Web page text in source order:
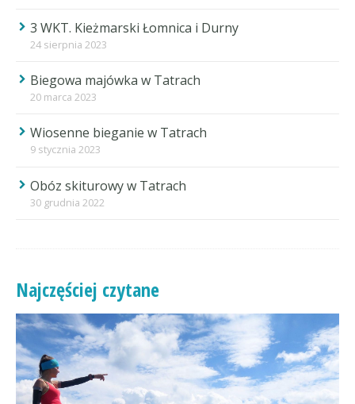
3 WKT. Kieżmarski Łomnica i Durny
24 sierpnia 2023
Biegowa majówka w Tatrach
20 marca 2023
Wiosenne bieganie w Tatrach
9 stycznia 2023
Obóz skiturowy w Tatrach
30 grudnia 2022
Najczęściej czytane